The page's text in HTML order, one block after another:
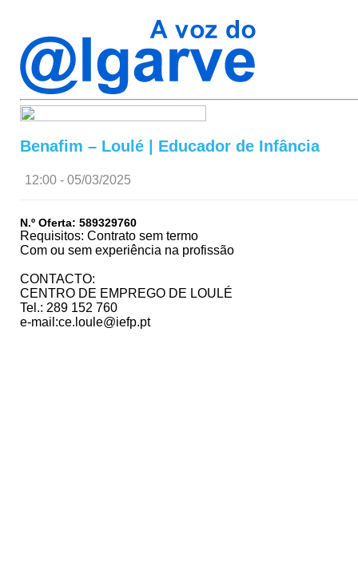
Benafim – Loulé | Educador de Infância
12:00 - 05/03/2025
N.º Oferta: 589329760
Requisitos: Contrato sem termo
Com ou sem experiência na profissão
CONTACTO:
CENTRO DE EMPREGO DE LOULÉ
Tel.: 289 152 760
e-mail:ce.loule@iefp.pt